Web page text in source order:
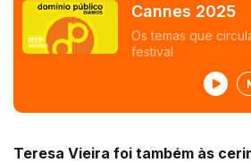
Cannes 2025
Os temas que
festival
Teresa Vieira foi também às